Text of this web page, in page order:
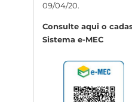
09/04/20.
Consulte aqui o
Sistema e-MEC